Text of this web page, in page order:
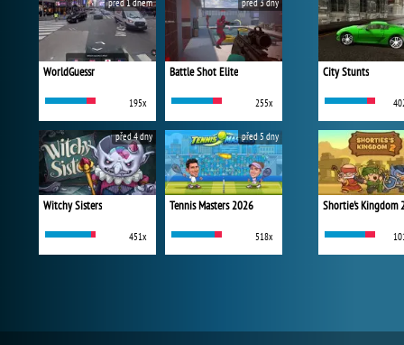
WorldGuessr
195x
před 1 dnem
Battle Shot Elite
255x
před 3 dny
Witchy Sisters
451x
před 4 dny
Tennis Masters 2026
518x
před 5 dny
City Stunts
Shortie's Kingdom